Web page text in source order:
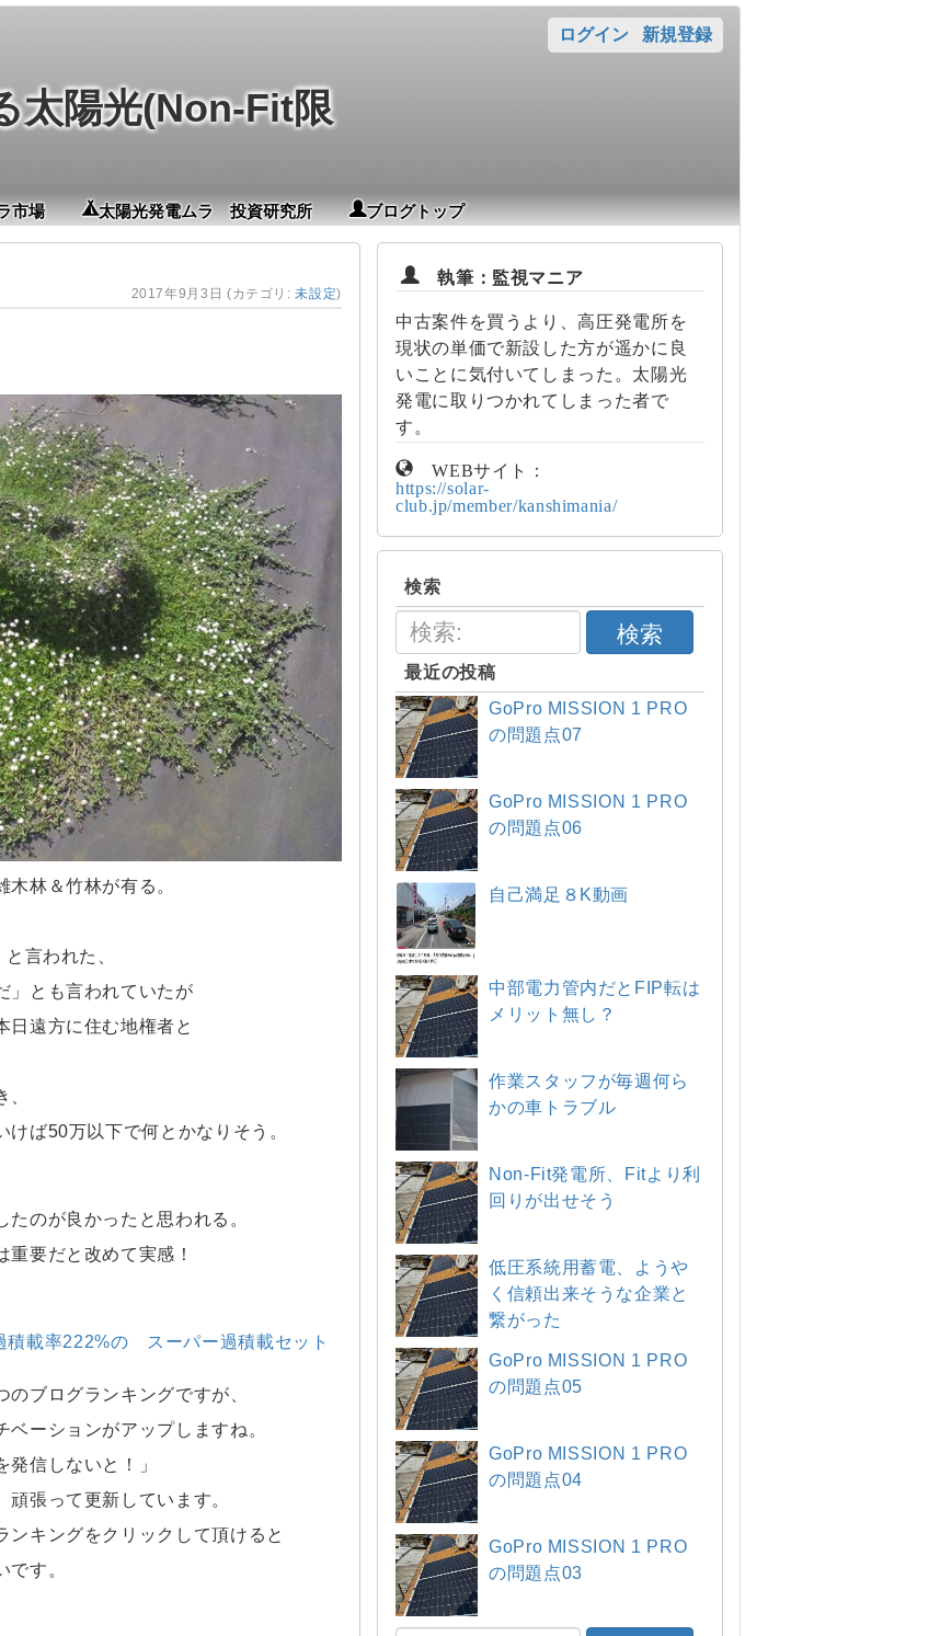
太陽光(Non-Fit限
ログイン 新規登録
市場 太陽光発電ムラ 投資研究所 ブログトップ
2017年9月3日 (カテゴリ:未設定)
林＆竹林が有る。
言われた、
」とも言われていたが
日遠方に住む地権者と
ば50万以下で何とかなりそう。
のが良かったと思われる。
要だと改めて実感！
積載率222%の スーパー過積載セット
ブログランキングですが、
ーションがアップしますね。
発信しないと！」
張って更新しています。
ンキングをクリックして頂けると
す。
執筆：監視マニア
中古案件を買うより、高圧発電所を
現状の単価で新設した方が遥かに良
いことに気付いてしまった。太陽光
発電に取りつかれてしまった者で
す。
WEBサイト：
https://solar-
club.jp/member/kanshimania/
検索
検索
最近の投稿
GoPro MISSION 1 PRO
の問題点07
GoPro MISSION 1 PRO
の問題点06
自己満足８K動画
中部電力管内だとFIP転は
メリット無し？
作業スタッフが毎週何ら
かの車トラブル
Non-Fit発電所、Fitより利
回りが出せそう
低圧系統用蓄電、ようや
く信頼出来そうな企業と
繋がった
GoPro MISSION 1 PRO
の問題点05
GoPro MISSION 1 PRO
の問題点04
GoPro MISSION 1 PRO
の問題点03